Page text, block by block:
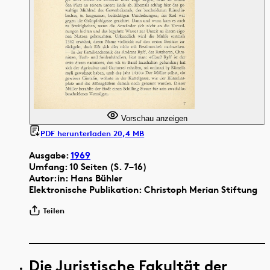
Ausgabe:1969
Umfang: 10 Seiten (S. 7–16)
Autor:in: Hans Bühler
Elektronische Publikation: Christoph Merian Stiftung
Teilen
Vorschau anzeigen
PDF herunterladen 20,4 MB
Die Juristische Fakultät der